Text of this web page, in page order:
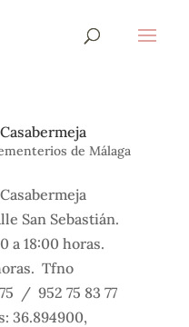
de Málaga
San Sebastián.
a 18:00 horas.
Tfno
/ 952 75 83 77
36.894900,